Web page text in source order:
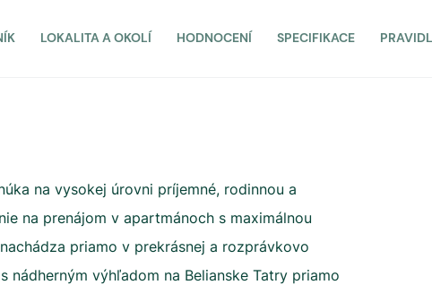
LOKALITA A OKOLÍ HODNOCENÍ SPECIFIKACE
na vysokej úrovni príjemné, rodinnou a
na prenájom v apartmánoch s maximálnou
priamo v prekrásnej a rozprávkovo
nádherným výhľadom na Belianske Tatry priamo